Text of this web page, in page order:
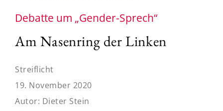
Debatte um „Gender-Sprech“
Am Nasenring der Linken
Streiflicht
19. November 2020
Autor: Dieter Stein